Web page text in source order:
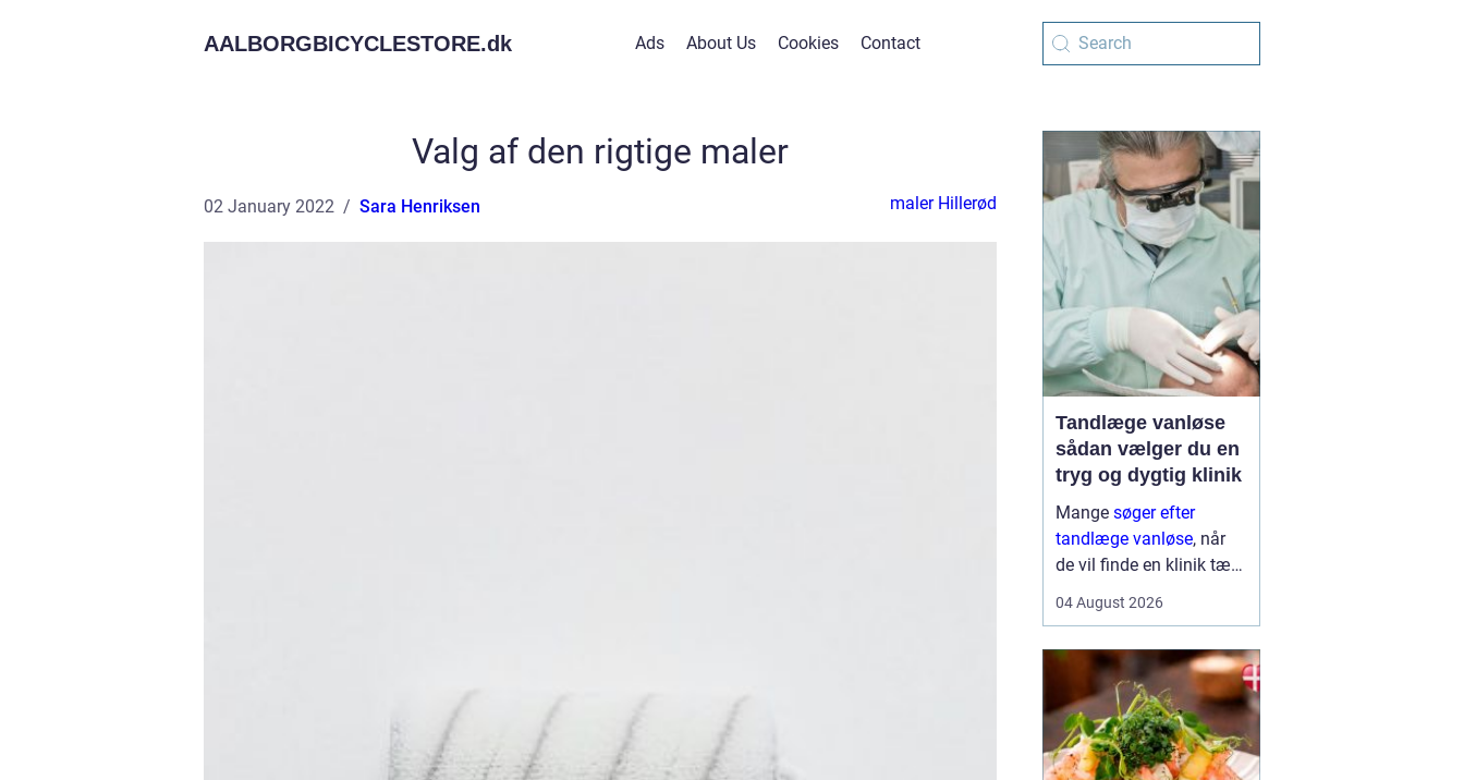
AALBORGBICYCLESTORE.dk Ads About Us Cookies Contact
Valg af den rigtige maler
02 January 2022 Sara Henriksen maler Hillerød
Tandlæge vanløse
sådan vælger du en
tryg og dygtig klinik
Mange søger efter
tandlæge vanløse, når
de vil finde en klinik tæt
fagligt stærk og god til
flere handler valget ikke
kun om pris og
beliggenhed, men i h...
04 August 2026